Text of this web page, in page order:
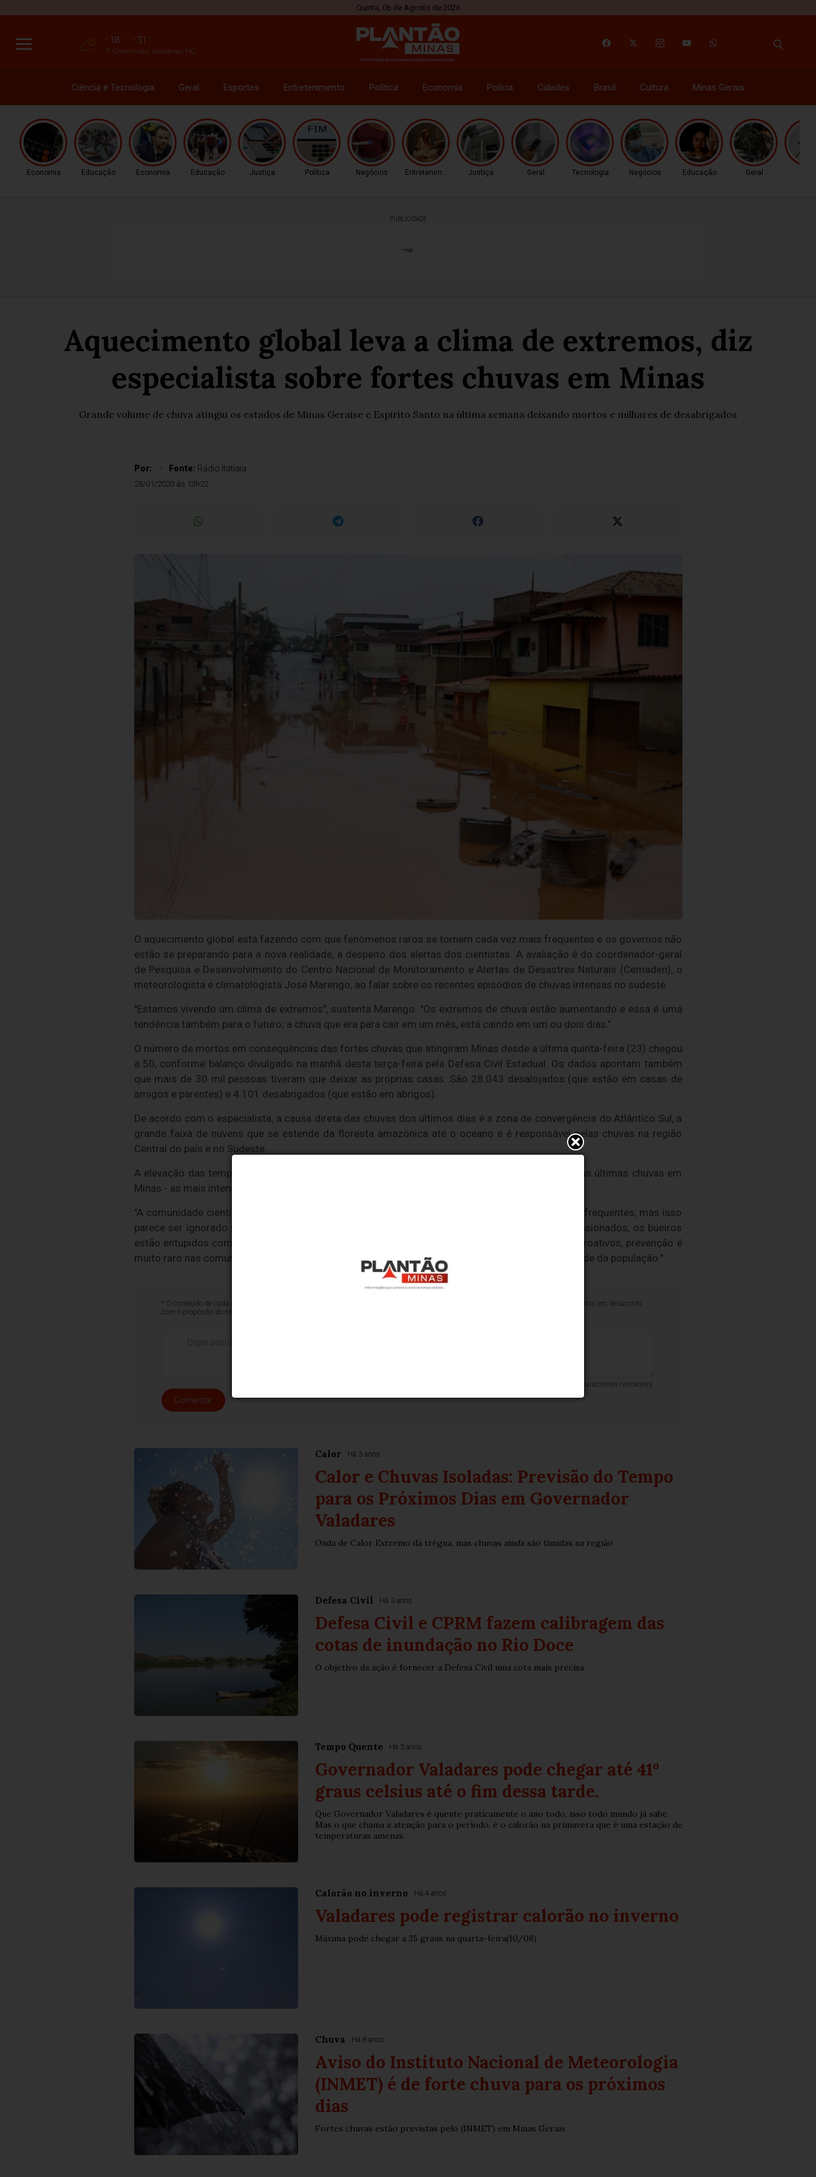
Quinta, 06 de Agosto de 2026
18 31
Governador Valadares, MG
Ciência e Tecnologia Geral Esportes Entretenimento Política Economia Polícia Cidades Brasil Cultura Minas Gerais
Economia Educação Economia Educação Justiça Política Negócios Entretenimento Justiça Geral Tecnologia Negócios Educação Geral
PUBLICIDADE
Aquecimento global leva a clima de extremos, diz
especialista sobre fortes chuvas em Minas
Grande volume de chuva atingiu os estados de Minas Geraise e Espirito Santo na última semana deixando mortos e milhares de desabrigados
Por: Fonte: Rádio Itatiaia
28/01/2020 às 13h22
O aquecimento global está fazendo com que fenômenos raros se tornem cada vez mais frequentes e os governos não
estão se preparando para a nova realidade, a despeito dos alertas dos cientistas. A avaliação é do coordenador-geral
de Pesquisa e Desenvolvimento do Centro Nacional de Monitoramento e Alertas de Desastres Naturais (Cemaden), o
meteorologista e climatologista José Marengo, ao falar sobre os recentes episódios de chuvas intensas no sudeste.
"Estamos vivendo um clima de extremos", sustenta Marengo. "Os extremos de chuva estão aumentando e essa é uma
tendência também para o futuro; a chuva que era para cair em um mês, está caindo em um ou dois dias."
O número de mortos em consequências das fortes chuvas que atingiram Minas desde a última quinta-feira (23) chegou
a 50, conforme balanço divulgado na manhã desta terça-feira pela Defesa Civil Estadual. Os dados apontam também
que mais de 30 mil pessoas tiveram que deixar as próprias casas. São 28.043 desalojados (que estão em casas de
amigos e parentes) e 4.101 desabrigados (que estão em abrigos).
De acordo com o especialista, a causa direta das chuvas dos últimos dias é a zona de convergência do Atlântico Sul, a
grande faixa de nuvens que se estende da floresta amazônica até o oceano e é responsável pelas chuvas na região
Central do país e no Sudeste.
A elevação das temperaturas do planeta, no entanto, faz com que fenômenos extremos como as últimas chuvas em
Minas - as mais intensas dos últimos 100 anos - se tornem cada vez mais frequentes.
"A comunidade científica já mostrou que os extremos de chuvas estão ficando mais intensos e frequentes, mas isso
parece ser ignorado pelas autoridades", constata Marengo. "Os piscinões parecem ser subdimensionados, os bueiros
estão entupidos com lixo que a população deixas nas ruas, os governos são mais reativos que proativos, prevenção é
muito raro nas comunidades. Ou seja, precisamos de estar preparados para reduzir a vulnerabilidade da população."
* O conteúdo de cada comentário é de responsabilidade de quem realizá-lo. Nos reservamos ao direito de reprovar ou eliminar comentários em desacordo
com o propósito do site ou que contenham palavras ofensivas.
caracteres restantes.
Comentar
Calor Há 3 anos
Calor e Chuvas Isoladas: Previsão do Tempo
para os Próximos Dias em Governador
Valadares
Onda de Calor Extremo dá trégua, mas chuvas ainda são tímidas na região
Defesa Civil Há 3 anos
Defesa Civil e CPRM fazem calibragem das
cotas de inundação no Rio Doce
O objetivo da ação é fornecer a Defesa Civil uma cota mais precisa
Tempo Quente Há 3 anos
Governador Valadares pode chegar até 41º
graus celsius até o fim dessa tarde.
Que Governador Valadares é quente praticamente o ano todo, isso todo mundo já sabe.
Mas o que chama a atenção para o período, é o calorão na primavera que é uma estação de
temperaturas amenas.
Calorão no inverno Há 4 anos
Valadares pode registrar calorão no inverno
Máxima pode chegar a 35 graus na quarta-feira(10/08)
Chuva Há 6 anos
Aviso do Instituto Nacional de Meteorologia
(INMET) é de forte chuva para os próximos
dias
Fortes chuvas estão previstas pelo (INMET) em Minas Gerais